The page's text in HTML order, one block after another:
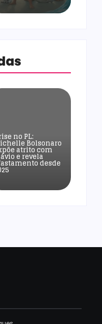
no PL:
Bolsonaro
atrito com
e revela
desde